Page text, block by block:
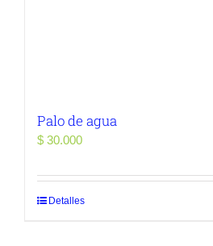
Palo de agua
$ 30.000
Detalles